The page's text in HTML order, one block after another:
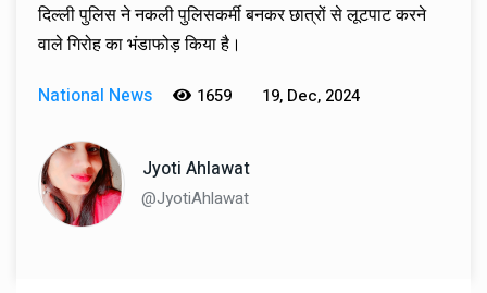
दिल्ली पुलिस ने नकली पुलिसकर्मी बनकर छात्रों से लूटपाट करने
वाले गिरोह का भंडाफोड़ किया है।
National News
1659 19, Dec, 2024
Jyoti Ahlawat
@JyotiAhlawat